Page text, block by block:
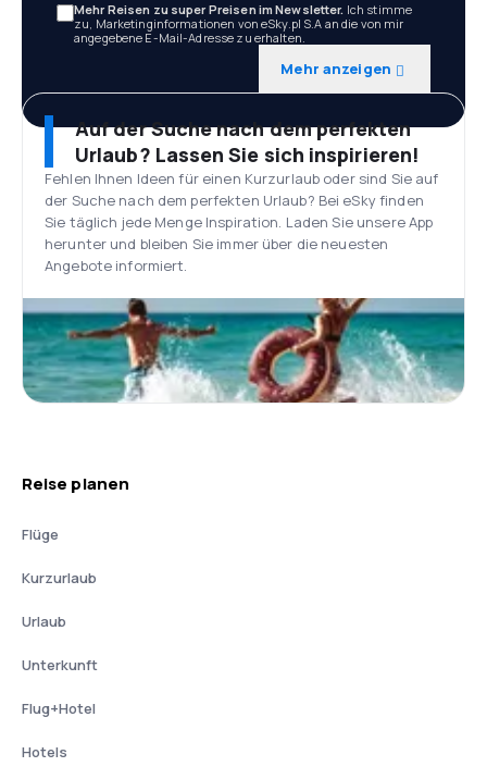
Mehr Reisen zu super Preisen im Newsletter. Ich stimme
zu, Marketinginformationen von eSky.pl S.A an die von mir
angegebene E-Mail-Adresse zu erhalten.
Mehr anzeigen
Auf der Suche nach dem perfekten
Urlaub? Lassen Sie sich inspirieren!
Fehlen Ihnen Ideen für einen Kurzurlaub oder sind Sie auf
der Suche nach dem perfekten Urlaub? Bei eSky finden
Sie täglich jede Menge Inspiration. Laden Sie unsere App
herunter und bleiben Sie immer über die neuesten
Angebote informiert.
Reise planen
Flüge
Kurzurlaub
Urlaub
Unterkunft
Flug+Hotel
Hotels